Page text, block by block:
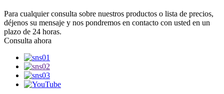
Para cualquier consulta sobre nuestros productos o lista de precios,
déjenos su mensaje y nos pondremos en contacto con usted en un
plazo de 24 horas.
Consulta ahora